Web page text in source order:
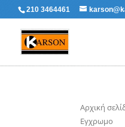
210 3464461
Αρχική
Εγχρωμο